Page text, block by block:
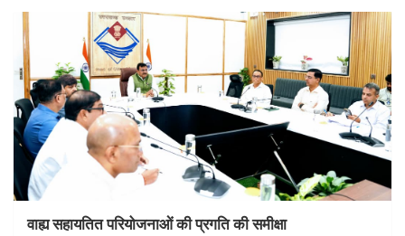
वाह्य सहायतित परियोजनाओं की प्रगति की समीक्षा